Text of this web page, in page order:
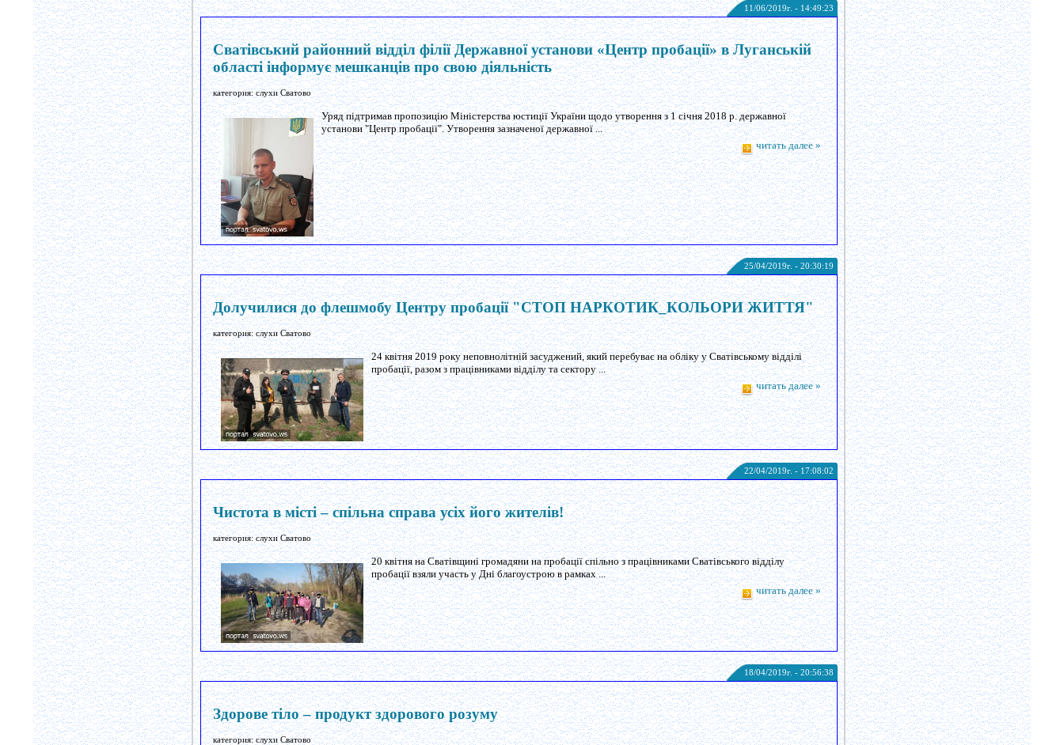
11/06/2019г. - 14:49:23
Сватівський районний відділ філії Державної установи «Центр пробації» в Луганській
області інформує мешканців про свою діяльність
категория: слухи Сватово
Уряд підтримав пропозицію Міністерства юстиції України щодо утворення з 1 січня 2018 р. державної
установи "Центр пробації". Утворення зазначеної державної ...
читать далее »
25/04/2019г. - 20:30:19
Долучилися до флешмобу Центру пробації "СТОП НАРКОТИК_КОЛЬОРИ ЖИТТЯ"
категория: слухи Сватово
24 квітня 2019 року неповнолітній засуджений, який перебуває на обліку у Сватівському відділі
пробації, разом з працівниками відділу та сектору ...
читать далее »
22/04/2019г. - 17:08:02
Чистота в місті – спільна справа усіх його жителів!
категория: слухи Сватово
20 квітня на Сватівщині громадяни на пробації спільно з працівниками Сватівського відділу
пробації взяли участь у Дні благоустрою в рамках ...
читать далее »
18/04/2019г. - 20:56:38
Здорове тіло – продукт здорового розуму
категория: слухи Сватово